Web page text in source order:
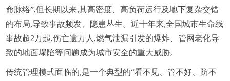
命脉络”,但长期以来,其高密度、高负荷运行及地下复杂交错
的布局,导致事故频发、隐患丛生。近十年来,全国城市生命线
事故超2万起,伤亡逾万人,燃气泄漏引发的爆炸、管网老化导
致的地面塌陷等问题成为城市安全的重大威胁。
传统管理模式面临的,是一个典型的“看不见、管不好、防不